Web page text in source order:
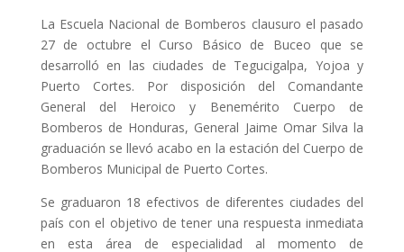
La Escuela Nacional de Bomberos clausuro el pasado
27 de octubre el Curso Básico de Buceo que se
desarrolló en las ciudades de Tegucigalpa, Yojoa y
Puerto Cortes. Por disposición del Comandante
General del Heroico y Benemérito Cuerpo de
Bomberos de Honduras, General Jaime Omar Silva la
graduación se llevó acabo en la estación del Cuerpo de
Bomberos Municipal de Puerto Cortes.
Se graduaron 18 efectivos de diferentes ciudades del
país con el objetivo de tener una respuesta inmediata
en esta área de especialidad al momento de